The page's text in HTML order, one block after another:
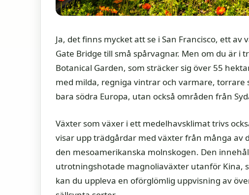
Ja, det finns mycket att se i San Francisco, ett
Gate Bridge till små spårvagnar. Men om du är i
Botanical Garden, som sträcker sig över 55
med milda, regniga vintrar och varmare, torrare
bara södra Europa, utan också områden från
Växter som växer i ett medelhavsklimat trivs
visar upp trädgårdar med växter från många av
den mesoamerikanska molnskogen. Den
utrotningshotade magnoliaväxter utanför Kina,
kan du uppleva en oförglömlig uppvisning av